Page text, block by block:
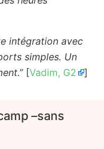
intégration avec
simples. Un
[Vadim, G2 ]
–sans